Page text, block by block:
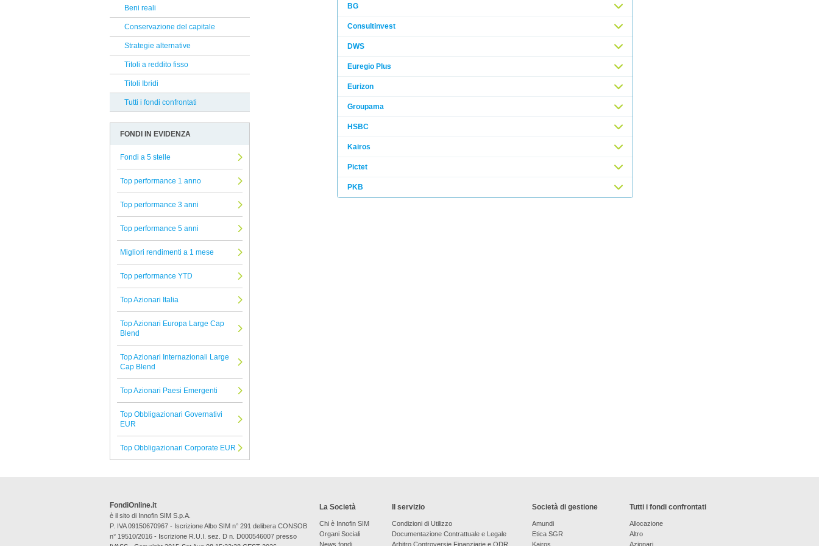
Reclami Assicurativi
Reclami Servizio di Investimento
Nordea
Ethenea
Lombard Odier
Generali
Allianz
Pegaso Capital Partners
Raiffeisen
Safe Capital SICAV
Compass
Ninety One
Edmond De Rothschild AM
Albermarle
Tutte le Società di Gestione
Beni reali
Conservazione del capitale
Strategie alternative
Titoli a reddito fisso
Titoli Ibridi
Tutti i fondi confrontati
BG
Consultinvest
DWS
Euregio Plus
Eurizon
Groupama
HSBC
Kairos
Pictet
PKB
FONDI IN EVIDENZA
Fondi a 5 stelle
Top performance 1 anno
Top performance 3 anni
Top performance 5 anni
Migliori rendimenti a 1 mese
Top performance YTD
Top Azionari Italia
Top Azionari Europa Large Cap
Blend
Top Azionari Internazionali Large
Cap Blend
Top Azionari Paesi Emergenti
Top Obbligazionari Governativi
EUR
Top Obbligazionari Corporate EUR
La Società
Chi è Innofin SIM
Organi Sociali
News fondi
Il servizio
Condizioni di Utilizzo
Documentazione Contrattuale e Legale
Arbitro Controversie Finanziarie e ODR
Società di gestione
Amundi
Etica SGR
Kairos
Tutti i fondi confrontati
Allocazione
Altro
Azionari
FondiOnline.it
è il sito di Innofin SIM S.p.A.
P. IVA 09150670967 - Iscrizione Albo SIM n° 291 delibera CONSOB
n° 19510/2016 - Iscrizione R.U.I. sez. D n. D000546007 presso